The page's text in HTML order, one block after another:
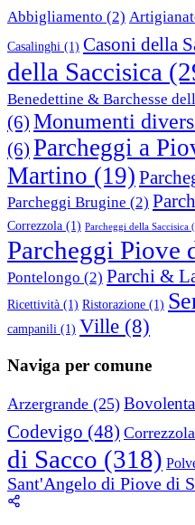
Abbigliamento (2)
Casalinghi (1) Casoni della
della Saccisica
Benedettine & Barchesse
(6) Monumenti
(6) Parcheggi a
Martino (19)
Parcheggi Brugine (2)
Correzzola (1) Parcheggi della Saccisica
Parcheggi Piove
Pontelongo (2) Parchi &
Ricettività (1) Ristorazione (1)
campanili (1) Ville (8)
Naviga per comune
Arzergrande (25) Bovolenta
Codevigo (48) Correzzola
di Sacco (318)
Sant'Angelo di Piove di